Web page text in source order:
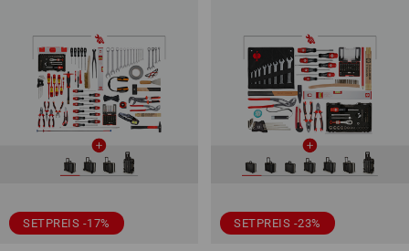
SETPREIS -17% SETPREIS -23%